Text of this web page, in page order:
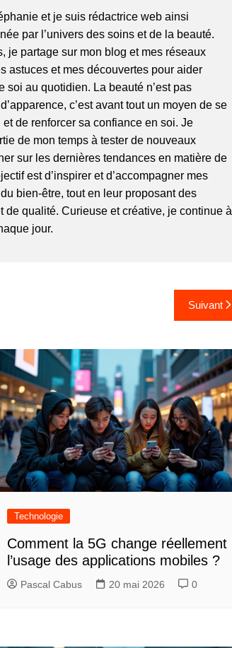
et je suis rédactrice web ainsi
par l’univers des soins et de la beauté.
je partage sur mon blog et mes réseaux
astuces et mes découvertes pour aider
soi au quotidien. La beauté n’est pas
c’est avant tout un moyen de se
de renforcer sa confiance en soi. Je
de mon temps à tester de nouveaux
sur les dernières tendances en matière de
est d’inspirer et d’accompagner mes
bien-être, tout en leur proposant des
de qualité. Curieuse et créative, je continue à
jour.
Suivant
Technologie
Comment la 5G change réellement
l’usage des applications mobiles ?
Pascal Cabus 20 mai 2026 0